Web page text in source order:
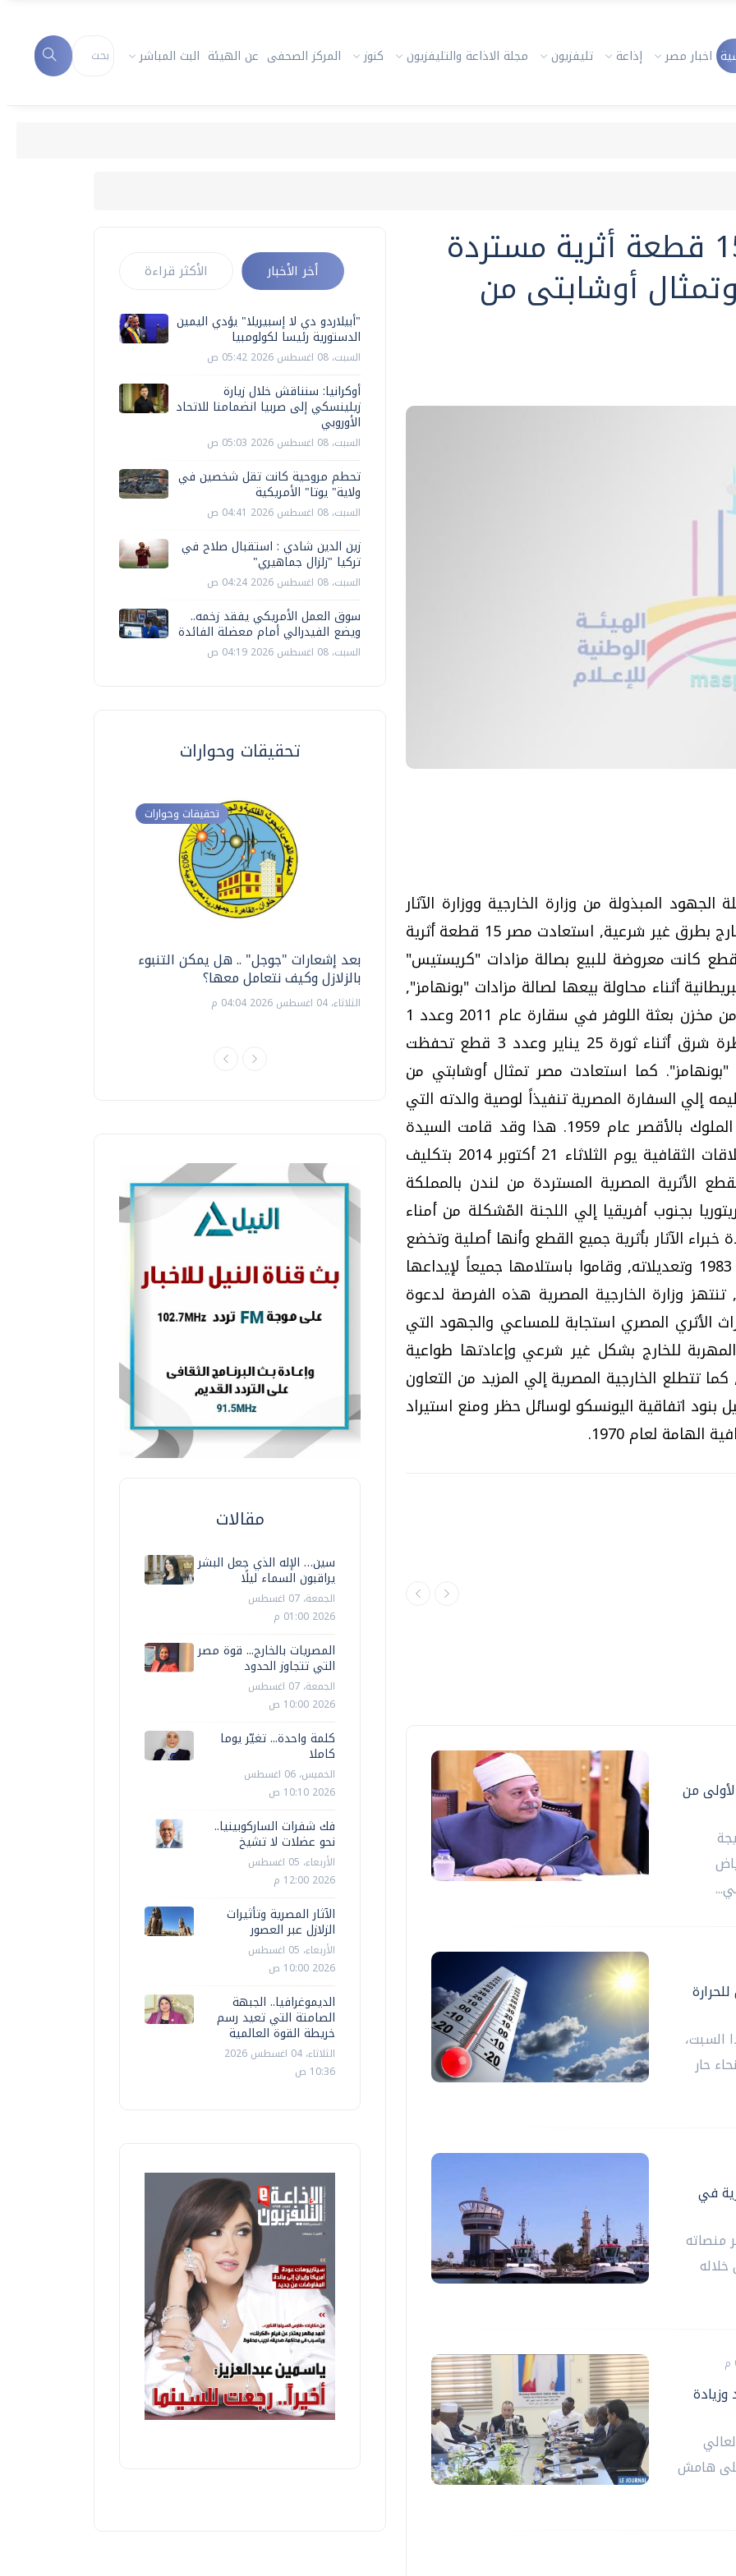
اخبار مصر إذاعة تليفزيون مجلة الاذاعة والتليفزيون كنوز المركز الصحفى عن الهيئة البث المباشر
الخارجية تسلم الآثار 15 قطعة أثرية مستردة
أوشابتى من
الجهود المبذولة من وزارة الخارجية ووزارة الآثار
لاسترداد القطع الأثرية المصرية المهربة للخارج بطرق غير شرعية, استعادت مصر 15 قطعة أثرية
أصلية من لندن وهذه القطع عبارة عن (6 قطع كانت معروضة للبيع بصالة مزادات "كريستيس"
أثناء محاولة بيعها لصالة مزادات "بونهامز",
وعدد 2 قطعة من الكرتوناج تمت سرقتها من مخزن بعثة اللوفر في سقارة عام 2011 وعدد 1
قطعة مسروقة من مخزن مونرو/ آثار القنطرة شرق أثناء ثورة 25 يناير وعدد 3 قطع تحفظت
"بونهامز". كما استعادت مصر تمثال أوشابتي من
إلي السفارة المصرية تنفيذاً لوصية والدته التي
كانت قد أشترته من أحد المواطنين بوداى الملوك بالأقصر عام 1959. هذا وقد قامت السيدة
السفير ألفت فرح مساعد وزير الخارجية للعلاقات الثقافية يوم الثلاثاء 21 أكتوبر 2014 بتكليف
الأثرية المصرية المستردة من لندن بالمملكة
بجنوب أفريقيا إلي اللجنة المّشكلة من أمناء
خبراء الآثار بأثرية جميع القطع وأنها أصلية وتخضع
لقانون حماية الآثار المصرية رقم 117 لسنة 1983 وتعديلاته, وقاموا باستلامها جميعاً لإيداعها
وزارة الخارجية المصرية هذه الفرصة لدعوة
الأثري المصري استجابة للمساعي والجهود التي
للخارج بشكل غير شرعي وإعادتها طواعية
تتطلع الخارجية المصرية إلي المزيد من التعاون
بنود اتفاقية اليونسكو لوسائل حظر ومنع استيراد
لعام 1970.
من
السبت،
حار
في
منصاته
على هامش
أخر الأخبار الأكثر قراءة
"أبيلاردو دي لا إسبيريلا" يؤدي اليمين
الدستورية رئيسا لكولومبيا
السبت، 08 اغسطس 2026 05:42 ص
أوكرانيا: سنناقش خلال زيارة
زيلينسكي إلى صربيا انضمامنا للاتحاد
الأوروبي
السبت، 08 اغسطس 2026 05:03 ص
تحطم مروحية كانت تقل شخصين في
ولاية" يوتا" الأمريكية
السبت، 08 اغسطس 2026 04:41 ص
زين الدين شادي : استقبال صلاح في
تركيا "زلزال جماهيري"
السبت، 08 اغسطس 2026 04:24 ص
سوق العمل الأمريكي يفقد زخمه..
ويضع الفيدرالي أمام معضلة الفائدة
السبت، 08 اغسطس 2026 04:19 ص
تحقيقات وحوارات
تحقيقات وحوارات
بعد إشعارات "جوجل" .. هل يمكن التنبوء
بالزلازل وكيف نتعامل معها؟
الثلاثاء، 04 اغسطس 2026 04:04 م
دليلك للتنسيق الجامعي .. تساؤلات
وإجابات
تقنيات واعدة
مقالات
سين… الإله الذي جعل البشر
يراقبون السماء ليلًا
الجمعة، 07 اغسطس
2026 01:00 م
المصريات بالخارج... قوة مصر
التي تتجاوز الحدود
الجمعة، 07 اغسطس
2026 10:00 ص
كلمة واحدة... تغيّر يوما
كاملا
الخميس، 06 اغسطس
2026 10:10 ص
فك شفرات الساركوبينيا..
نحو عضلات لا تشيخ
الأربعاء، 05 اغسطس
2026 12:00 م
الآثار المصرية وتأثيرات
الزلازل عبر العصور
الأربعاء، 05 اغسطس
2026 10:00 ص
الديموغرافيا.. الجبهة
الصامتة التي تعيد رسم
خريطة القوة العالمية
الثلاثاء، 04 اغسطس 2026
10:36 ص